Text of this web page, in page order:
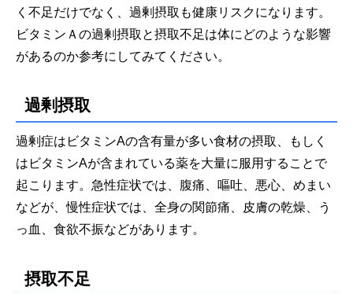
く不足だけでなく、過剰摂取も健康リスクになります。
ビタミンＡの過剰摂取と摂取不足は体にどのような影響
があるのか参考にしてみてください。
過剰摂取
過剰症はビタミンAの含有量が多い食材の摂取、もしく
はビタミンAが含まれている薬を大量に服用することで
起こります。急性症状では、腹痛、嘔吐、悪心、めまい
などが、慢性症状では、全身の関節痛、皮膚の乾燥、う
っ血、食欲不振などがあります。
摂取不足